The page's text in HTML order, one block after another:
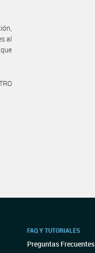
al
FAQ Y TUTORIALES
Preguntas Frecuentes